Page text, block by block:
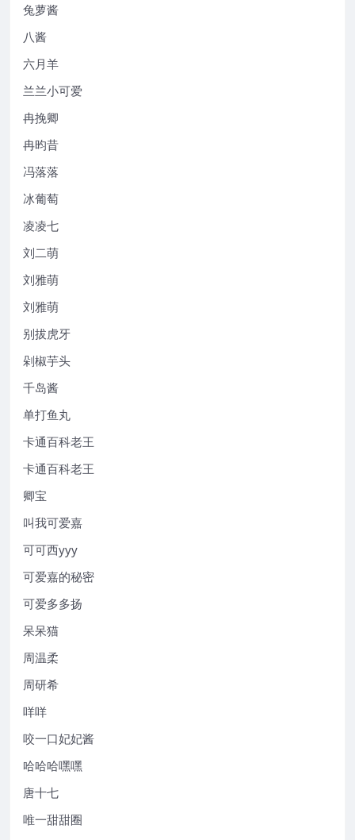
兔萝酱
八酱
六月羊
兰兰小可爱
冉挽卿
冉昀昔
冯落落
冰葡萄
凌凌七
刘二萌
刘雅萌
刘雅萌
别拔虎牙
剁椒芋头
千岛酱
单打鱼丸
卡通百科老王
卡通百科老王
卿宝
叫我可爱嘉
可可西yyy
可爱嘉的秘密
可爱多多扬
呆呆猫
周温柔
周研希
咩咩
咬一口妃妃酱
哈哈哈嘿嘿
唐十七
唯一甜甜圈